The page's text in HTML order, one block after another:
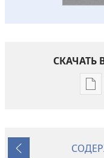
СКАЧАТЬ
Назад